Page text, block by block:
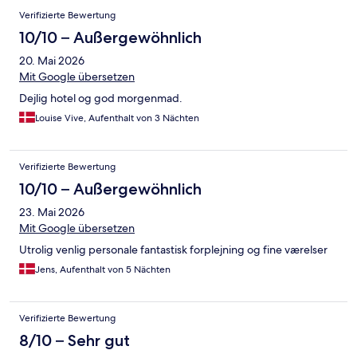
Verifizierte Bewertung
10/10 – Außergewöhnlich
20. Mai 2026
Mit Google übersetzen
Dejlig hotel og god morgenmad.
Louise Vive, Aufenthalt von 3 Nächten
Verifizierte Bewertung
10/10 – Außergewöhnlich
23. Mai 2026
Mit Google übersetzen
Utrolig venlig personale fantastisk forplejning og fine værelser
Jens, Aufenthalt von 5 Nächten
Verifizierte Bewertung
8/10 – Sehr gut